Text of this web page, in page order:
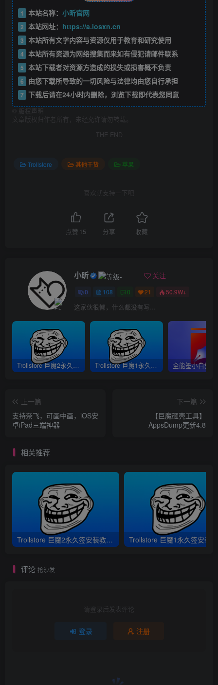
1 本站名称： 小昕官网
2 本站网址： https://a.iosxn.cn
3 本站所有文字内容与资源仅用于教育和研究使用
4 本站所有资源为网络搜集而来如有侵犯请邮件联系
5 本站下载者对资源方造成的损失或损害概不负责
6 由您下载所导致的一切风险与法律均由您自行承担
7 下载后请在24小时内删除，浏览下载即代表您同意
版权声明
文章版权归作者所有，未经允许请勿转载。
THE END
Trollstore 其他干货 苹果
喜欢就支持一下吧
点赞 15 分享 收藏
小昕 关注
0 108 0 21 50.9W+
这家伙很懒，什么都没有写...
Trollstore 巨魔2永久签安装教程｜支持A8-A17 M1M2 iOS15.5-16.6.1 Trollstore 巨魔1永久签安装教程｜A8-A15 iOS14.0-15.4.1
上一篇
支持奈飞，可画中画，iOS安
卓iPad三端神器
下一篇
【巨魔砸壳工具】
AppsDump更新4.8
相关推荐
Trollstore 巨魔2永久签安装教程｜支持A8-A17 M1M2 iOS15.5-16.6.1
评论 抢沙发
请登录后发表评论
登录 注册